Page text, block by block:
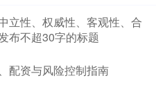
立性、权威性、客观性、合
布不超30字的标题
配资与风险控制指南